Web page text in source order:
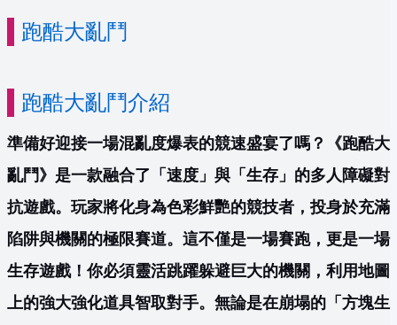
跑酷大亂鬥
跑酷大亂鬥介紹
準備好迎接一場混亂度爆表的競速盛宴了嗎？《跑酷大
亂鬥》是一款融合了「速度」與「生存」的多人障礙對
抗遊戲。玩家將化身為色彩鮮艷的競技者，投身於充滿
陷阱與機關的極限賽道。這不僅是一場賽跑，更是一場
生存遊戲！你必須靈活跳躍躲避巨大的機關，利用地圖
上的強大強化道具智取對手。無論是在崩塌的「方塊生